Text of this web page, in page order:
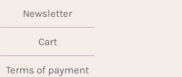
Newsletter
Cart
Terms of payment